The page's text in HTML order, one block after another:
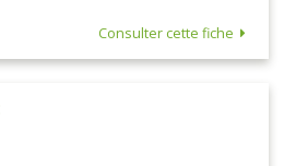
Consulter cette fiche